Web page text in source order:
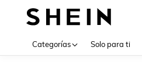
Categorías Solo para ti